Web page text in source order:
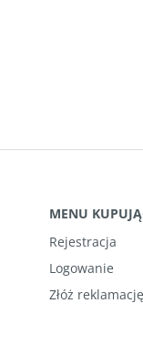
MENU
Rejestracja
Logowanie
Złóż reklamację